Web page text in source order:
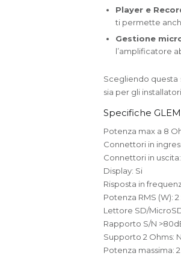
Player e
ti permette
Gestione
l’amplificatore
Scegliendo questa
sia per gli
Specifiche
Potenza max a 8
Connettori in
Connettori in
Display: Si
Risposta in
Potenza RMS (W): 2
Lettore SD/
Rapporto S/N
Supporto 2 Ohms:
Potenza massima: